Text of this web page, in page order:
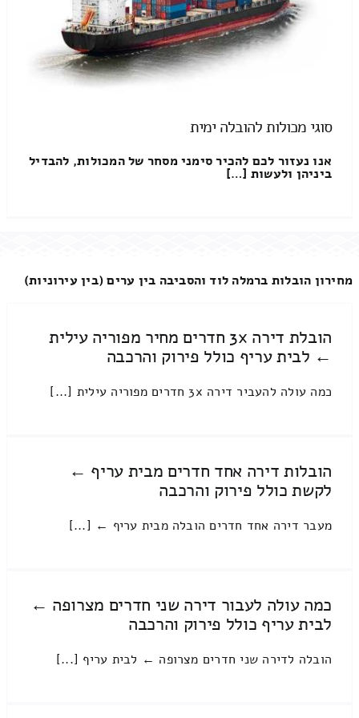
סוגי מכולות להובלה ימית
אנו נעזור לכם להכיר סימני מסחר של המכולות, להבדיל
ביניהן ולעשות […]
מחירון הובלות ברמלה לוד והסביבה בין ערים (בין עירוניות)
הובלת דירה 3x חדרים מחיר מפוריה עילית
← לבית עריף כולל פירוק והרכבה
כמה עולה להעביר דירה 3x חדרים מפוריה עילית [...]
הובלות דירה אחד חדרים מבית עריף ←
לקשת כולל פירוק והרכבה
מעבר דירה אחד חדרים הובלה מבית עריף ← [...]
כמה עולה לעבור דירה שני חדרים מצרופה ←
לבית עריף כולל פירוק והרכבה
הובלה לדירה שני חדרים מצרופה ← לבית עריף [...]